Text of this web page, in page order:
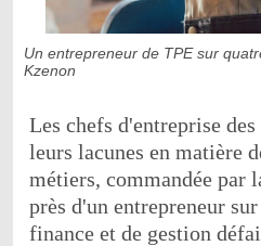
Un entrepreneur de TPE sur
Kzenon
Les chefs d'entreprise
leurs lacunes en matière
métiers, commandée par
près d'un entrepreneur
finance et de gestion